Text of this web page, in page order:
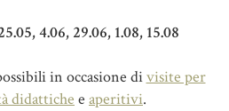
4.06, 29.06, 1.08, 15.08
in occasione divisite per
didattiche e aperitivi.